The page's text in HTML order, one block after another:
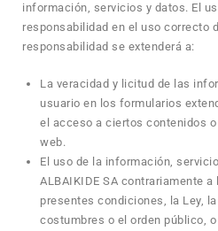
información, servicios y datos. El
responsabilidad en el uso correcto
responsabilidad se extenderá a:
La veracidad y licitud de las
usuario en los formularios
el acceso a ciertos contenidos
web.
El uso de la información,
ALBAIKIDE SA contrariamente
presentes condiciones, la Ley,
costumbres o el orden público,